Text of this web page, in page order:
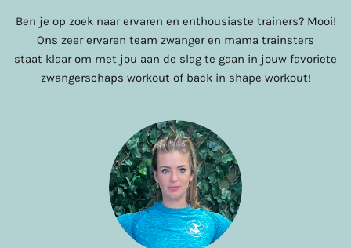
Ben je op zoek naar ervaren en enthousiaste trainers? Mooi!
Ons zeer ervaren team zwanger en mama trainsters
staat klaar om met jou aan de slag te gaan in jouw favoriete
zwangerschaps workout of back in shape workout!